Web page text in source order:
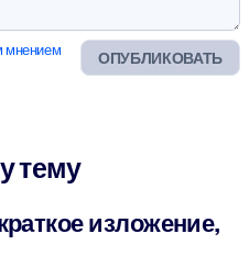
ОПУБЛИКОВАТЬ
мнением
тему
изложение,